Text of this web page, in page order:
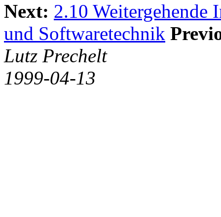
Next: 2.10 Weitergehende
und Softwaretechnik
Lutz Prechelt
1999-04-13